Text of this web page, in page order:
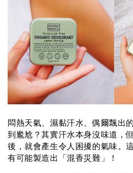
悶熱天氣、濕黏汗水、偶爾飄出
到尷尬？其實汗水本身沒味道，
後，就會產生令人困擾的氣味。
有可能製造出「混香災難」！